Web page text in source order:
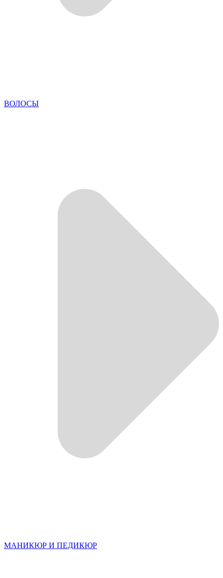
ВОЛОСЫ
МАНИКЮР И ПЕДИКЮР